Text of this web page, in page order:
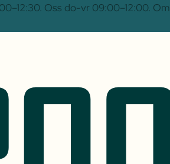
Oss do-vr 09:00–12:00.